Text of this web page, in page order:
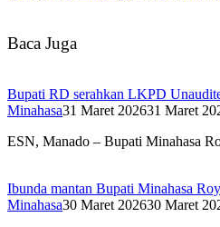
Baca Juga
Bupati RD serahkan LKPD
Minahasa31 Maret 202631 Maret
ESN, Manado – Bupati Minahasa
Ibunda mantan Bupati Minahasa
Minahasa30 Maret 202630 Maret